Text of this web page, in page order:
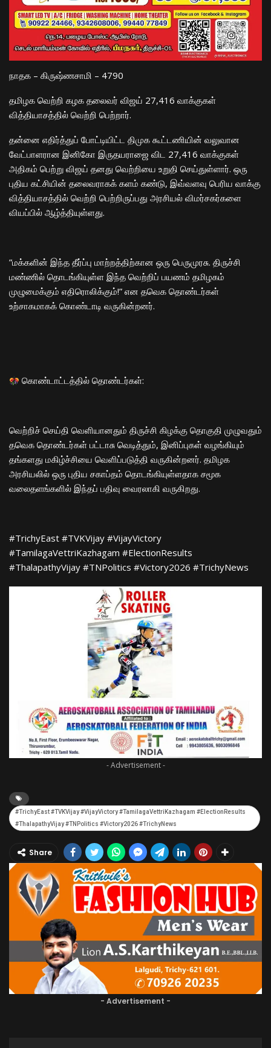
நாதக – கிருஷ்ணசாமி – 4790
தமிழக வெற்றி கழக தலைவர் விஜய் 27,416 வாக்குகள்
வித்தியாசத்தில் வெற்றி பெற்றார்.​
​தன்னை எதிர்த்துப் போட்டியிட்ட திமுக கூட்டணியின் வலுவான
வேட்பாளரான இனிகோ இருதயராஜை விட 27,416 வாக்குகள்
அதிகம் பெற்று விஜய் தனது வெற்றியை உறுதி செய்துள்ளார். ஒரு
புதிய கட்சியின் தலைவராகக் களம் கண்டு, இவ்வளவு பெரிய வாக்கு
வித்தியாசத்தில் வெற்றி பெற்றிருப்பது அரசியல் விமர்சகர்களை
வியப்பில் ஆழ்த்தியுள்ளது.
​”மக்களின் இந்த தீர்ப்பு மாற்றத்திற்கான ஒரு பெருமுரசு. திருச்சி
மண்ணில் தொடங்கியுள்ள இந்த வெற்றிப் பயணம் தமிழகம்
முழுமைக்கும் எதிரொலிக்கும்!” என தவெக தொண்டர்கள்
உற்சாகமாகக் கொண்டாடி வருகின்றனர்.
கொண்டாட்டத்தில் தொண்டர்கள்:
​வெற்றிச் செய்தி வெளியானதும் திருச்சி கிழக்கு தொகுதி முழுவதும்
தவெக தொண்டர்கள் பட்டாசு வெடித்தும், இனிப்புகள் வழங்கியும்
தங்களது மகிழ்ச்சியை வெளிப்படுத்தி வருகின்றனர். தமிழக
அரசியலில் ஒரு புதிய சகாப்தம் தொடங்கியுள்ளதாக சமூக
வலைதளங்களில் இந்தப் பதிவு வைரலாகி வருகிறது.
​#TrichyEast #TVKVijay #VijayVictory
#TamilagaVettriKazhagam #ElectionResults
#ThalapathyVijay #TNPolitics #Victory2026 #TrichyNews
- Advertisement -
#TrichyEast #TVKVijay #VijayVictory #TamilagaVettriKazhagam #ElectionResults
#ThalapathyVijay #TNPolitics #Victory2026 #TrichyNews
Share
- Advertisement -